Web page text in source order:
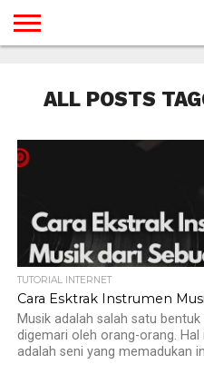
GAMES
DESAIN
ANDROID
IOS
YOUTUBE
INTERNET
WINDOWS
LINUX
MACINTOSH
MESSENGER
BLOGSPOT
WORDPRESS
PEMROGRAMAN
SEO
WEB
SERVER
ALL POSTS
TUTORIAL INTERNET
Cara Esktrak Instrumen
Musik adalah salah satu
digemari oleh orang-orang.
adalah seni yang memadukan